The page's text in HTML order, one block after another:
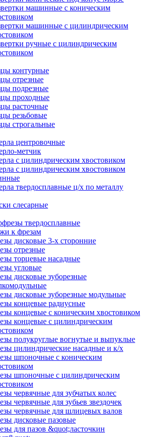
машинные с коническим
машинные с цилиндрическим
ручные с цилиндрическим
контурные
отрезные
подрезные
проходные
расточные
резьбовые
строгальные
центровочные
метчик
с цилиндрическим хвостовиком
с цилиндрическим хвостовиком
твердосплавные ц/х по металлу
слесарные
твердосплавные
к фрезам
дисковые 3-х сторонние
отрезные
торцевые насадные
угловые
дисковые зуборезные
дисковые зуборезные модульные
концевые радиусные
концевые с коническим хвостовиком
концевые с цилиндрическим
полукруглые вогнутые и выпуклые
цилиндрические насадные и к/х
шпоночные с коническим
шпоночные с цилиндрическим
червячные для зубчатых колес
червячные для зубьев звездочек
червячные для шлицевых валов
дисковые пазовые
для пазов &quot;ласточкин